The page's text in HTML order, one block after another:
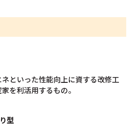
といった性能向上に資する改修工
を利活用するもの。
型